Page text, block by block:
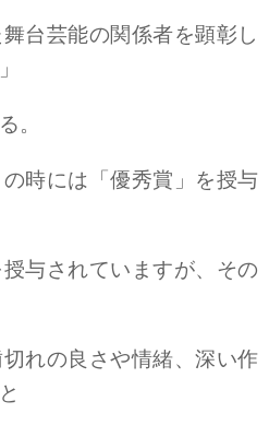
台芸能の関係者を顕彰し
。
時には「優秀賞」を授与
与されていますが、その
切れの良さや情緒、深い作